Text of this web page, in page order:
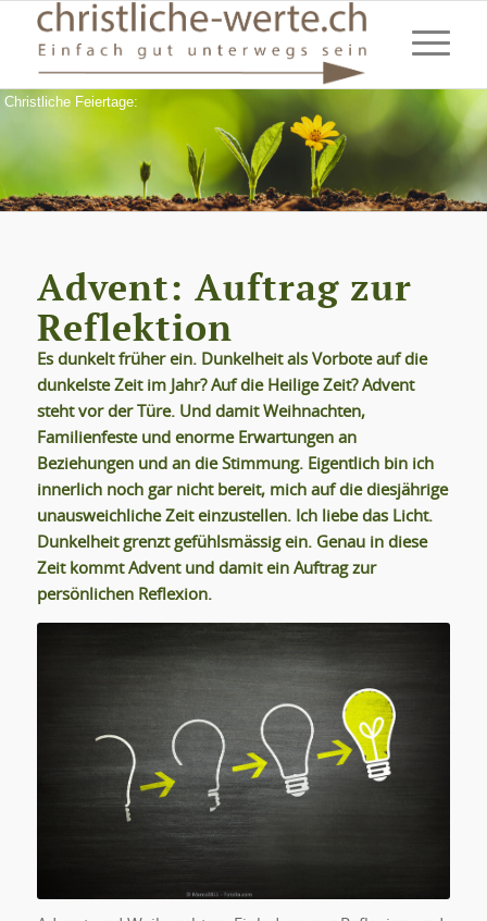
Christliche Feiertage:
Advent: Auftrag zur
Reflektion
Es dunkelt früher ein. Dunkelheit als Vorbote auf die
dunkelste Zeit im Jahr? Auf die Heilige Zeit? Advent
steht vor der Türe. Und damit Weihnachten,
Familienfeste und enorme Erwartungen an
Beziehungen und an die Stimmung. Eigentlich bin ich
innerlich noch gar nicht bereit, mich auf die diesjährige
unausweichliche Zeit einzustellen. Ich liebe das Licht.
Dunkelheit grenzt gefühlsmässig ein. Genau in diese
Zeit kommt Advent und damit ein Auftrag zur
persönlichen Reflexion.